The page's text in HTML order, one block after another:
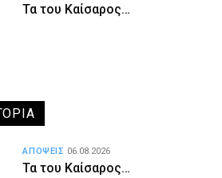
Τα του Καίσαρος…
Τα του Καίσαρος…
ΑΠΟΨΕΙΣ 06.08.2026